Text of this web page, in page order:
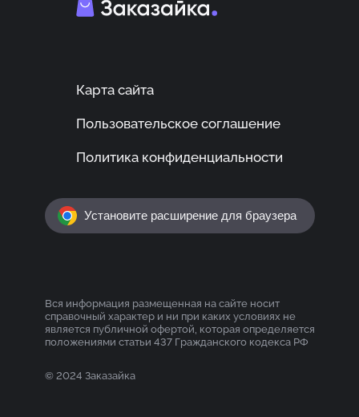
Карта сайта
Пользовательское соглашение
Политика конфиденциальности
Установите расширение для браузера
Вся информация размещенная на сайте носит
справочный характер и ни при каких условиях не
является публичной офертой, которая определяется
положениями статьи 437 Гражданского кодекса РФ
© 2024 Заказайка